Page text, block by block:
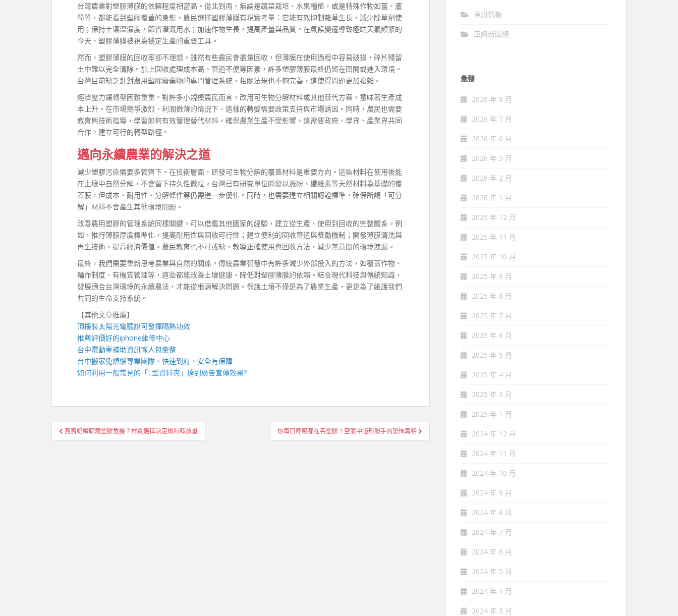
台灣農業對塑膠薄膜的依賴程度相當高。從北到南，無論是蔬菜栽培、水果種植，或是特殊作物如薑、蘆
筍等，都能看到塑膠覆蓋的身影。農民選擇塑膠薄膜有現實考量：它能有效抑制雜草生長，減少除草劑使
用；保持土壤溫濕度，節省灌溉用水；加速作物生長，提高產量與品質。在氣候變遷導致極端天氣頻繁的
今天，塑膠薄膜被視為穩定生產的重要工具。
然而，塑膠薄膜的回收率卻不理想。雖然有些農民會盡量回收，但薄膜在使用過程中容易破損，碎片殘留
土中難以完全清除。加上回收處理成本高、管道不便等因素，許多塑膠薄膜最終仍留在田間或進入環境。
台灣目前缺乏針對農用塑膠廢棄物的專門管理系統，相關法規也不夠完善，這使得問題更加複雜。
經濟壓力讓轉型困難重重。對許多小規模農民而言，改用可生物分解材料或其他替代方案，意味著生產成
本上升。在市場競爭激烈、利潤微薄的情況下，這樣的轉變需要政策支持與市場誘因。同時，農民也需要
教育與技術指導，學習如何有效管理替代材料，確保農業生產不受影響。這需要政府、學界、產業界共同
合作，建立可行的轉型路徑。
邁向永續農業的解決之道
減少塑膠污染需要多管齊下。在技術層面，研發可生物分解的覆蓋材料是重要方向。這些材料在使用後能
在土壤中自然分解，不會留下持久性微粒。台灣已有研究單位開發以澱粉、纖維素等天然材料為基礎的覆
蓋膜，但成本、耐用性、分解條件等仍需進一步優化。同時，也需要建立相關認證標準，確保所謂「可分
解」材料不會產生其他環境問題。
改善農用塑膠的管理系統同樣關鍵。可以借鑑其他國家的經驗，建立從生產、使用到回收的完整體系。例
如，推行薄膜厚度標準化，提高耐用性與回收可行性；建立便利的回收管道與獎勵機制；開發薄膜清洗與
再生技術，提高經濟價值。農民教育也不可或缺，教導正確使用與回收方法，減少無意間的環境洩漏。
最終，我們需要重新思考農業與自然的關係。傳統農業智慧中有許多減少外部投入的方法，如覆蓋作物、
輪作制度、有機質管理等，這些都能改善土壤健康，降低對塑膠薄膜的依賴。結合現代科技與傳統知識，
發展適合台灣環境的永續農法，才能從根源解決問題。保護土壤不僅是為了農業生產，更是為了維護我們
共同的生命支持系統。
【其他文章推薦】
頂樓裝太陽光電聽說可發揮隔熱功效
推薦評價好的iphone維修中心
台中電動車補助資訊懶人包彙整
台中搬家免煩惱專業團隊、快速到府、安全有保障
如何利用一般常見的「L型資料夾」達到廣告宣傳效果?
文
章
寶寶奶嘴暗藏塑膠危機？材質選擇決定微粒釋放量 你每口呼吸都在吞塑膠！空氣中隱形殺手的恐怖真相
車訊情報
車訊新聞網
彙整
2026 年 8 月
2026 年 7 月
2026 年 6 月
2026 年 3 月
2026 年 2 月
2026 年 1 月
2025 年 12 月
2025 年 11 月
2025 年 10 月
2025 年 9 月
2025 年 8 月
2025 年 7 月
2025 年 6 月
2025 年 5 月
2025 年 4 月
2025 年 3 月
2025 年 1 月
2024 年 12 月
2024 年 11 月
2024 年 10 月
2024 年 9 月
2024 年 8 月
2024 年 7 月
2024 年 6 月
2024 年 5 月
2024 年 4 月
2024 年 3 月